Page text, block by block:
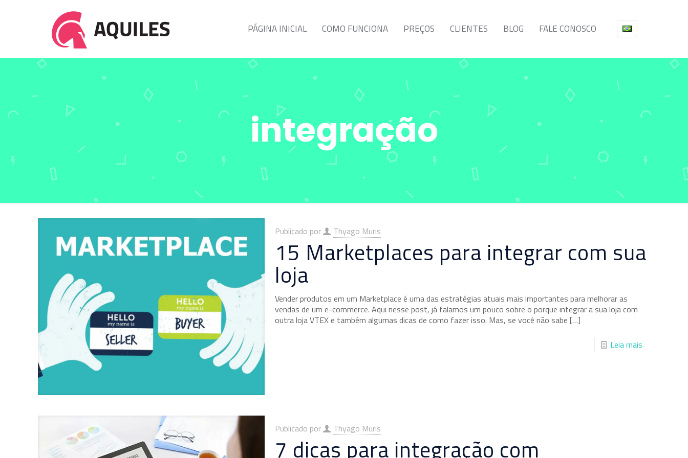
PÁGINA INICIAL COMO FUNCIONA PREÇOS CLIENTES BLOG FALE CONOSCO
integração
Publicado por Thyago Muris
15 Marketplaces para integrar com sua
loja
Vender produtos em um Marketplace é uma das estratégias atuais mais importantes para melhorar as
vendas de um e-commerce. Aqui nesse post, já falamos um pouco sobre o porque integrar a sua loja com
outra loja VTEX e também algumas dicas de como fazer isso. Mas, se você não sabe […]
Leia mais
Publicado por Thyago Muris
7 dicas para integração com